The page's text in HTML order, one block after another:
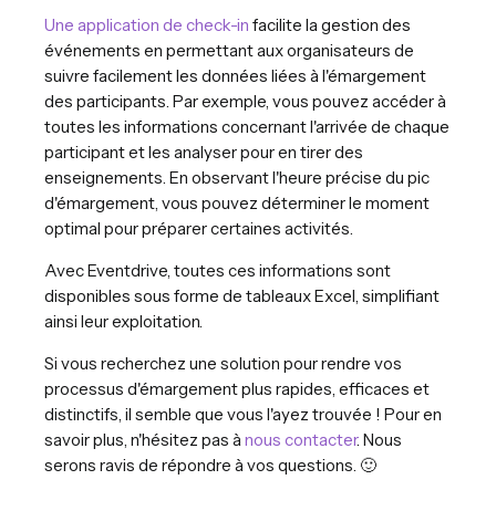
Une application de check-in facilite la gestion des
événements en permettant aux organisateurs de
suivre facilement les données liées à l'émargement
des participants. Par exemple, vous pouvez accéder à
toutes les informations concernant l'arrivée de chaque
participant et les analyser pour en tirer des
enseignements. En observant l'heure précise du pic
d'émargement, vous pouvez déterminer le moment
optimal pour préparer certaines activités.
Avec Eventdrive, toutes ces informations sont
disponibles sous forme de tableaux Excel, simplifiant
ainsi leur exploitation.
Si vous recherchez une solution pour rendre vos
processus d'émargement plus rapides, efficaces et
distinctifs, il semble que vous l'ayez trouvée ! Pour en
savoir plus, n'hésitez pas à nous contacter. Nous
serons ravis de répondre à vos questions. 🙂